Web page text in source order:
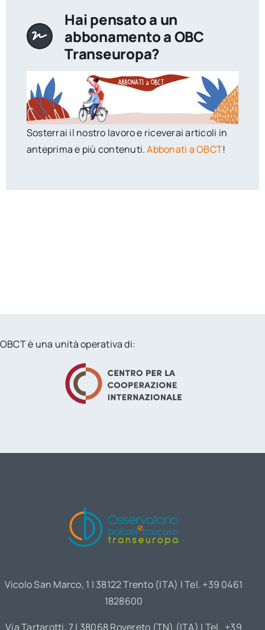
Hai pensato a un
abbonamento a OBC
Transeuropa?
Sosterrai il nostro lavoro e riceverai articoli in
anteprima e più contenuti.Abbonati a OBCT!
OBCT è una unità operativa di:
Vicolo San Marco, 1 | 38122 Trento (ITA) | Tel. +39 0461
1828600
Via Tartarotti, 7 | 38068 Rovereto (TN) (ITA) | Tel. +39